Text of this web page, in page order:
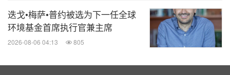
迭戈•梅萨•普约被选为下一任全球
环境基金首席执行官兼主席
2026-08-06 04:13 805